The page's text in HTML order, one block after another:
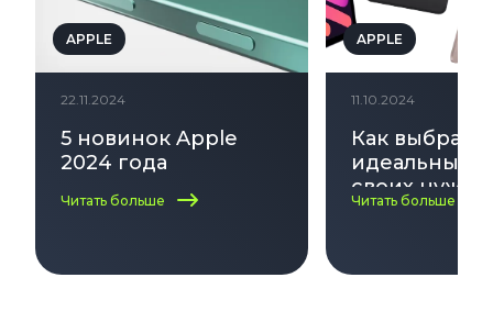
APPLE
22.11.2024
5 новинок Apple
2024 года
Читать больше
APPLE
11.10.2024
Как выбрать
идеальный
своих нужд:
по выбору
Читать больше